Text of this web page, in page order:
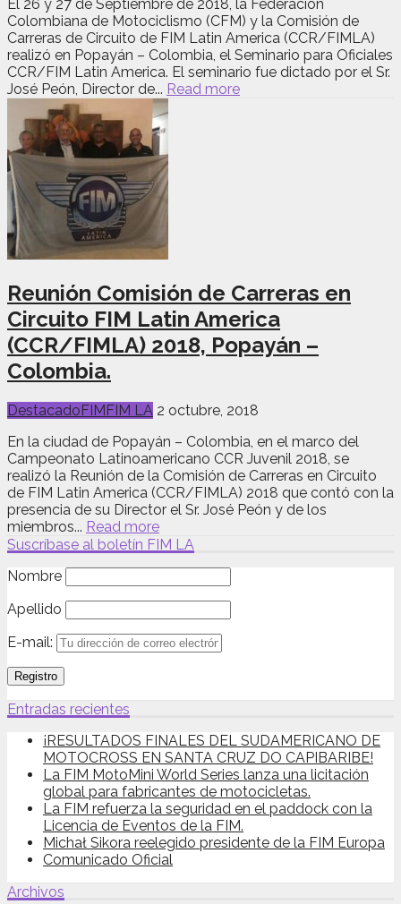
El 26 y 27 de Septiembre de 2018, la Federación
Colombiana de Motociclismo (CFM) y la Comisión de
Carreras de Circuito de FIM Latin America (CCR/FIMLA)
realizó en Popayán – Colombia, el Seminario para Oficiales
CCR/FIM Latin America. El seminario fue dictado por el Sr.
José Peón, Director de... Read more
Reunión Comisión de Carreras en
Circuito FIM Latin America
(CCR/FIMLA) 2018, Popayán –
Colombia.
Destacado FIM FIM LA 2 octubre, 2018
En la ciudad de Popayán – Colombia, en el marco del
Campeonato Latinoamericano CCR Juvenil 2018, se
realizó la Reunión de la Comisión de Carreras en Circuito
de FIM Latin America (CCR/FIMLA) 2018 que contó con la
presencia de su Director el Sr. José Peón y de los
miembros... Read more
Suscríbase al boletín FIM LA
Nombre
Apellido
E-mail:
Entradas recientes
¡RESULTADOS FINALES DEL SUDAMERICANO DE
MOTOCROSS EN SANTA CRUZ DO CAPIBARIBE!
La FIM MotoMini World Series lanza una licitación
global para fabricantes de motocicletas.
La FIM refuerza la seguridad en el paddock con la
Licencia de Eventos de la FIM.
Michał Sikora reelegido presidente de la FIM Europa
Comunicado Oficial
Archivos